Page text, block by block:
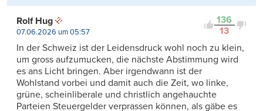
136
13
Rolf Hug
07.06.2026 um 05:57
In der Schweiz ist der Leidensdruck wohl noch zu klein,
um gross aufzumucken, die nächste Abstimmung wird
es ans Licht bringen. Aber irgendwann ist der
Wohlstand vorbei und damit auch die Zeit, wo linke,
grüne, scheinliberale und christlich angehauchte
Parteien Steuergelder verprassen können, als gäbe es